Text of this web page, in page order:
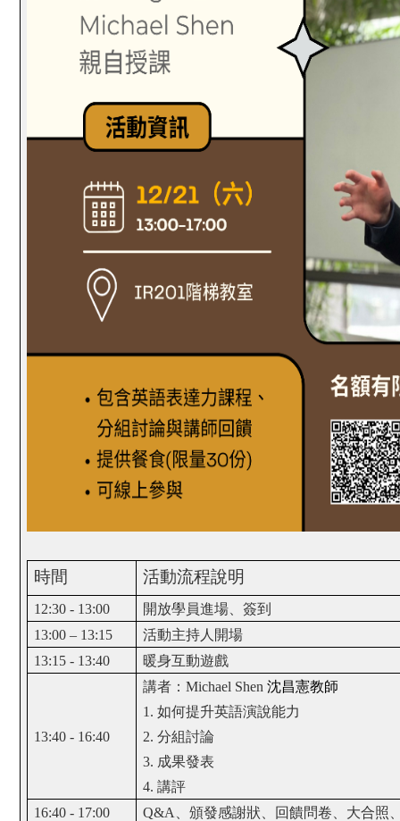
時間 活動流程說明
12:30 - 13:00
開放學員進場、簽到
13:00 – 13:15
活動主持人開場
13:15 - 13:40
暖身互動遊戲
13:40 - 16:40
講者：Michael Shen沈昌憲教師
1.如何提升英語演說能力
2.分組討論
3. 成果發表
4.講評
16:40 - 17:00
Q&A 、頒發感謝狀、回饋問卷、大合照